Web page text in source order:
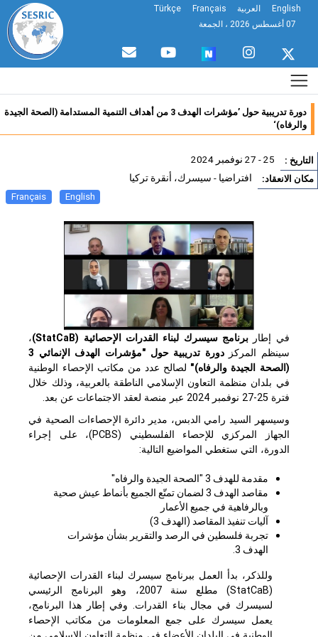
English العربية Français
Türkçe
دورة تدريبية حول ’مؤشرات الهدف 3 من أهداف التنمية المستدامة (الصحة الجيدة
والرفاه)‘
: 25 - 27 نوفمبر 2024
الانعقاد: افتراضيا - سيسرك، أنقرة تركيا
English
Français
في إطاربرنامج سيسرك لبناء القدرات الإحصائية (StatCaB)
،
سينظم المركز
دورة تدريبية حول "مؤشرات الهدف الإنمائي 3
(الصحة الجيدة والرفاه)"لصالح عدد من مكاتب الإحصاء الوطنية
في بلدان منظمة التعاون الإسلامي الناطقة بالعربية، وذلك خلال
فترة 25-27 نوفمبر 2024 عبر منصة لعقد الاجتماعات عن بعد.
وسيسهر السيد رامي الدبس، مدير دائرة الإحصاءات الصحية في
الجهاز المركزي للإحصاء الفلسطيني (PCBS)، على إجراء
الدورة، التي ستغطي المواضيع التالية:
مقدمة للهدف 3 "الصحة الجيدة والرفاه"
مقاصد الهدف 3 لضمان تمتّع الجميع بأنماط عيش صحية
وبالرفاهية في جميع الأعمار
آليات تنفيذ المقاصد (الهدف 3)
تجربة فلسطين في الرصد والتقرير بشأن مؤشرات
الهدف 3.
وللذكر، بدأ العمل ببرنامج سيسرك لبناء القدرات الإحصائية
(StatCaB) مطلع سنة 2007، وهو البرنامج الرئيسي
لسيسرك في مجال بناء القدرات. وفي إطار هذا البرنامج،
يعمل سيسرك على جمع المعلومات من مكاتب الإحصاء